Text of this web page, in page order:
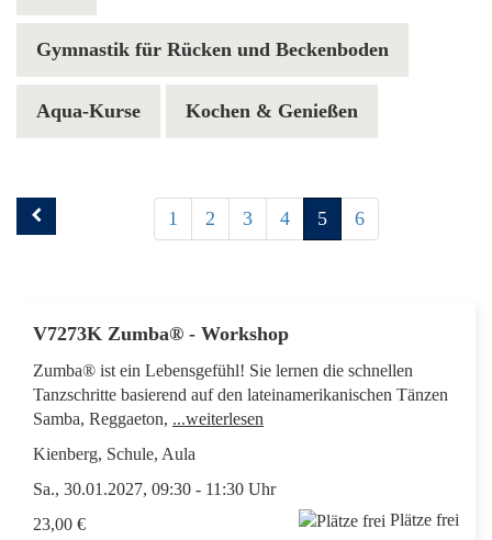
Gymnastik für Rücken und Beckenboden
Aqua-Kurse Kochen & Genießen
1 2 3 4 5 6
V7273K Zumba® - Workshop
Zumba® ist ein Lebensgefühl! Sie lernen die schnellen
Tanzschritte basierend auf den lateinamerikanischen Tänzen
Samba, Reggaeton, ...weiterlesen
Kienberg, Schule, Aula
Sa., 30.01.2027, 09:30 - 11:30 Uhr
23,00 €
Plätze frei